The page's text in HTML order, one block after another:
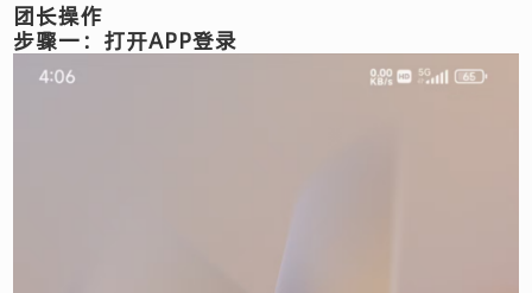
团长操作
步骤一：打开APP登录